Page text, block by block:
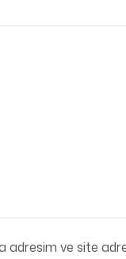
adresim ve site